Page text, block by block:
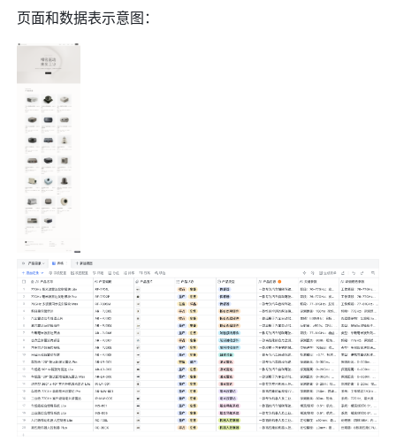
页面和数据表示意图：